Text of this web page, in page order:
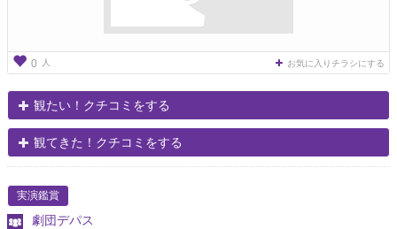
0 人 お気に入りチラシにする
観たい！クチコミをする
観てきた！クチコミをする
実演鑑賞
劇団デパス